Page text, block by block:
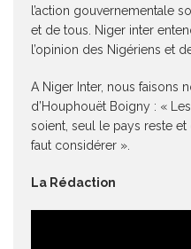
l’action gouvernementale
et de tous. Niger inter
l’opinion des Nigériens et
A Niger Inter, nous faisons
d’Houphouët Boigny : «
soient, seul le pays reste et
faut considérer ».
La Rédaction